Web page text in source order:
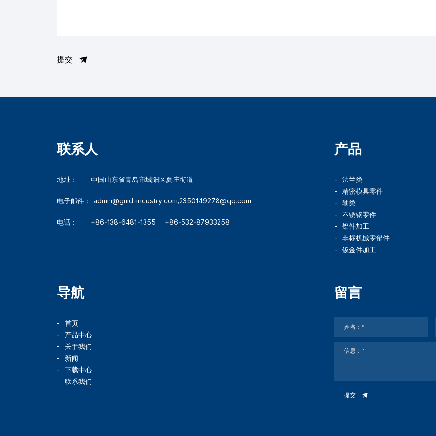
提交
联系人
地址： 中国山东省青岛市城阳区夏庄街道
电子邮件： admin@gmd-industry.com;2350149278@qq.com
电话： +86-138-6481-1355 +86-532-87933258
产品
法兰类
精密模具零件
轴类
不锈钢零件
铝件加工
非标机械零部件
钣金件加工
导航
首页
产品中心
关于我们
新闻
下载中心
联系我们
留言
提交